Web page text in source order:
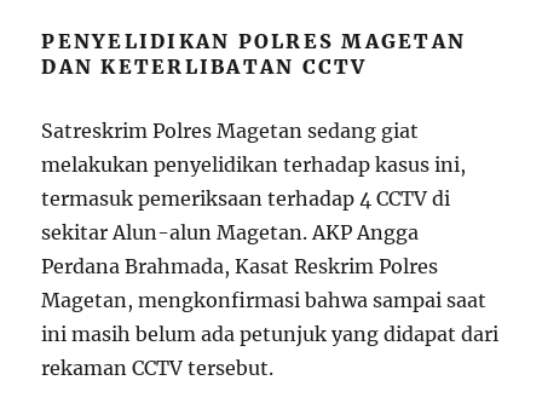
PENYELIDIKAN POLRES MAGETAN
DAN KETERLIBATAN CCTV
Satreskrim Polres Magetan sedang giat
melakukan penyelidikan terhadap kasus ini,
termasuk pemeriksaan terhadap 4 CCTV di
sekitar Alun-alun Magetan. AKP Angga
Perdana Brahmada, Kasat Reskrim Polres
Magetan, mengkonfirmasi bahwa sampai saat
ini masih belum ada petunjuk yang didapat dari
rekaman CCTV tersebut.